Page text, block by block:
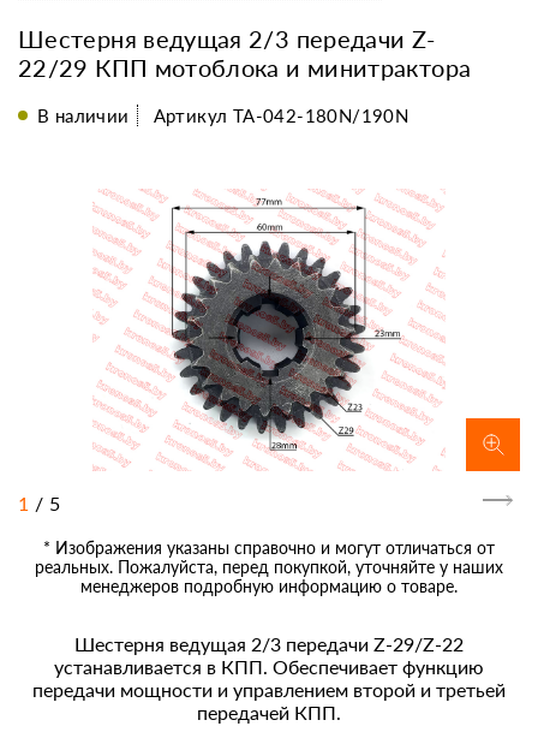
Шестерня ведущая 2/3 передачи Z-
22/29 КПП мотоблока и минитрактора
В наличии Артикул TA-042-180N/190N
1 / 5
* Изображения указаны справочно и могут отличаться от
реальных. Пожалуйста, перед покупкой, уточняйте у наших
менеджеров подробную информацию о товаре.
Шестерня ведущая 2/3 передачи Z-29/Z-22
устанавливается в КПП. Обеспечивает функцию
передачи мощности и управлением второй и третьей
передачей КПП.